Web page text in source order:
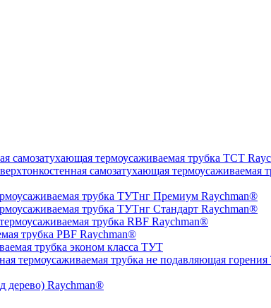
самозатухающая термоусаживаемая трубка ТCT
самозатухающая термоусаживаемая
трубка ТУТнг Премиум Raychman®
трубка ТУТнг Стандарт Raychman®
трубка RBF Raychman®
трубка PBF Raychman®
трубка эконом класса ТУТ
термоусаживаемая трубка не подавляющая
дерево) Raychman®